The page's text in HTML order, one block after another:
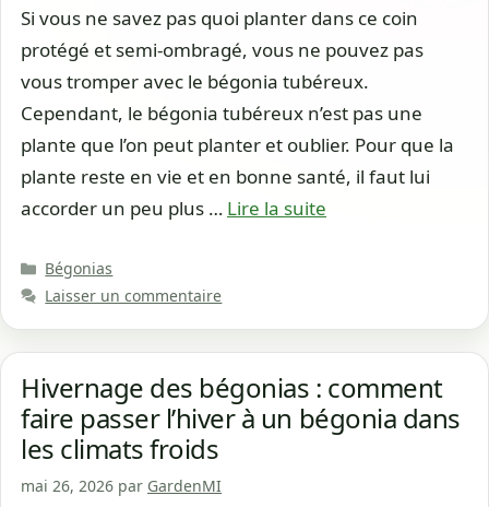
Si vous ne savez pas quoi planter dans ce coin
protégé et semi-ombragé, vous ne pouvez pas
vous tromper avec le bégonia tubéreux.
Cependant, le bégonia tubéreux n’est pas une
plante que l’on peut planter et oublier. Pour que la
plante reste en vie et en bonne santé, il faut lui
accorder un peu plus … Lire la suite
Catégories
Bégonias
Laisser un commentaire
Hivernage des bégonias : comment
faire passer l’hiver à un bégonia dans
les climats froids
mai 26, 2026 par GardenMI